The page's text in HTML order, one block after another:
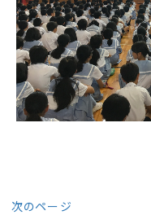
次のページ